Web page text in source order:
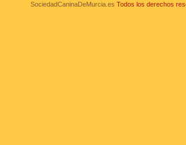
SociedadCaninaDeMurcia.es Todos los derechos